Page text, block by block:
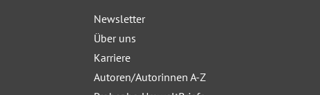
Newsletter
Über uns
Karriere
Autoren/Autorinnen A-Z